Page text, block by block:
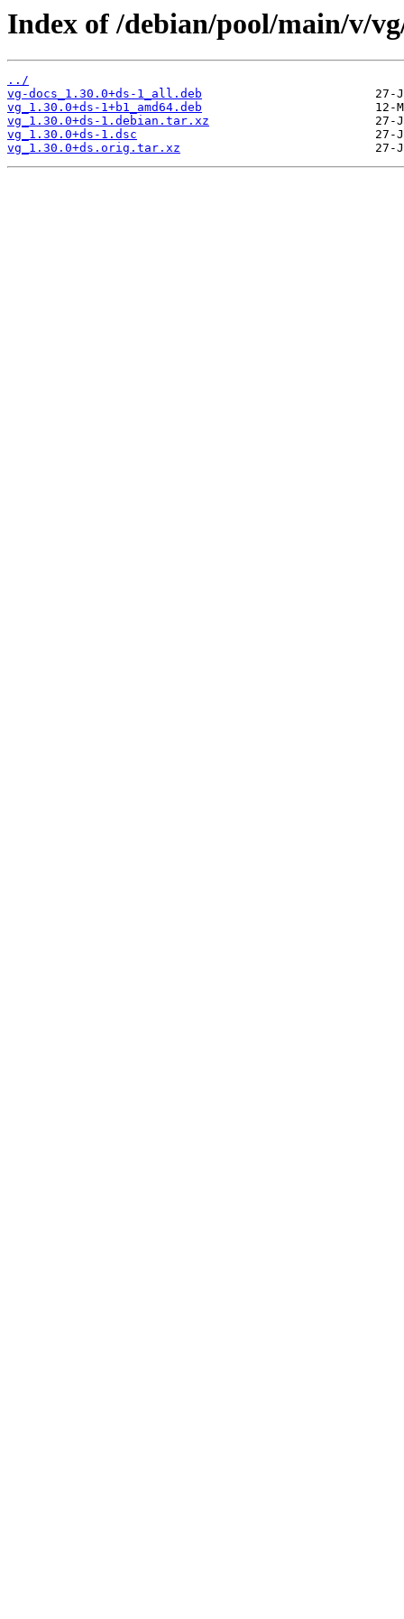
Index of /debian/pool/main/v/
../
vg-docs_1.30.0+ds-1_all.deb
vg_1.30.0+ds-1+b1_amd64.deb
vg_1.30.0+ds-1.debian.tar.xz
vg_1.30.0+ds-1.dsc
vg_1.30.0+ds.orig.tar.xz